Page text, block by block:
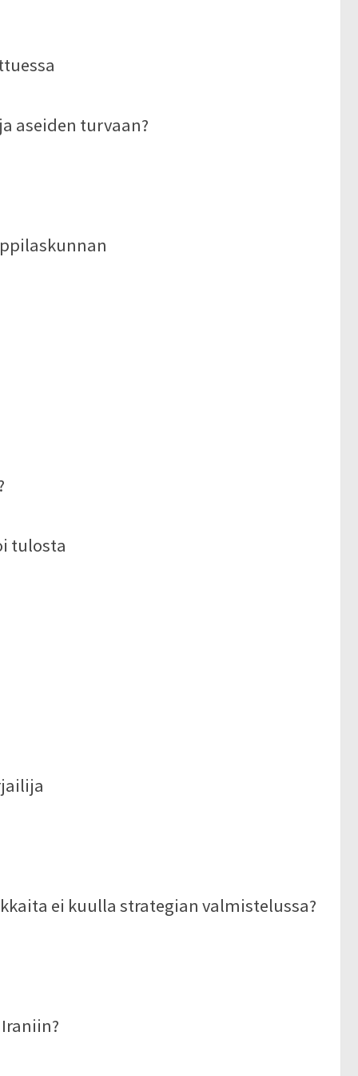
aseiden turvaan?
tulosta
ei kuulla strategian valmistelussa?